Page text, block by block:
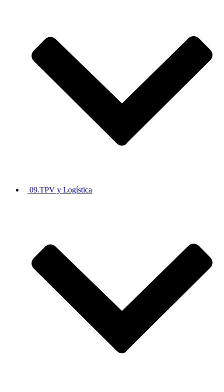
09.TPV y Logística